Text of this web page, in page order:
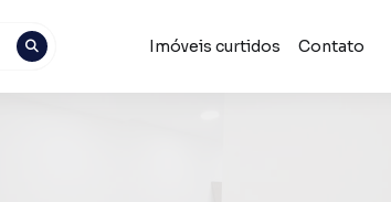
Imóveis curtidos Contato